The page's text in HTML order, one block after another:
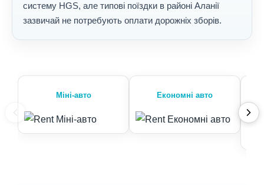
систему HGS, але типові поїздки в районі Аланії
зазвичай не потребують оплати дорожніх зборів.
Міні-авто Економні авто